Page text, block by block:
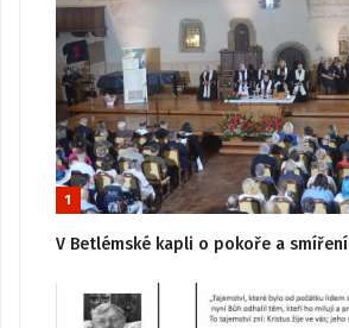
1
V Betlémské kapli o pokoře a smíření